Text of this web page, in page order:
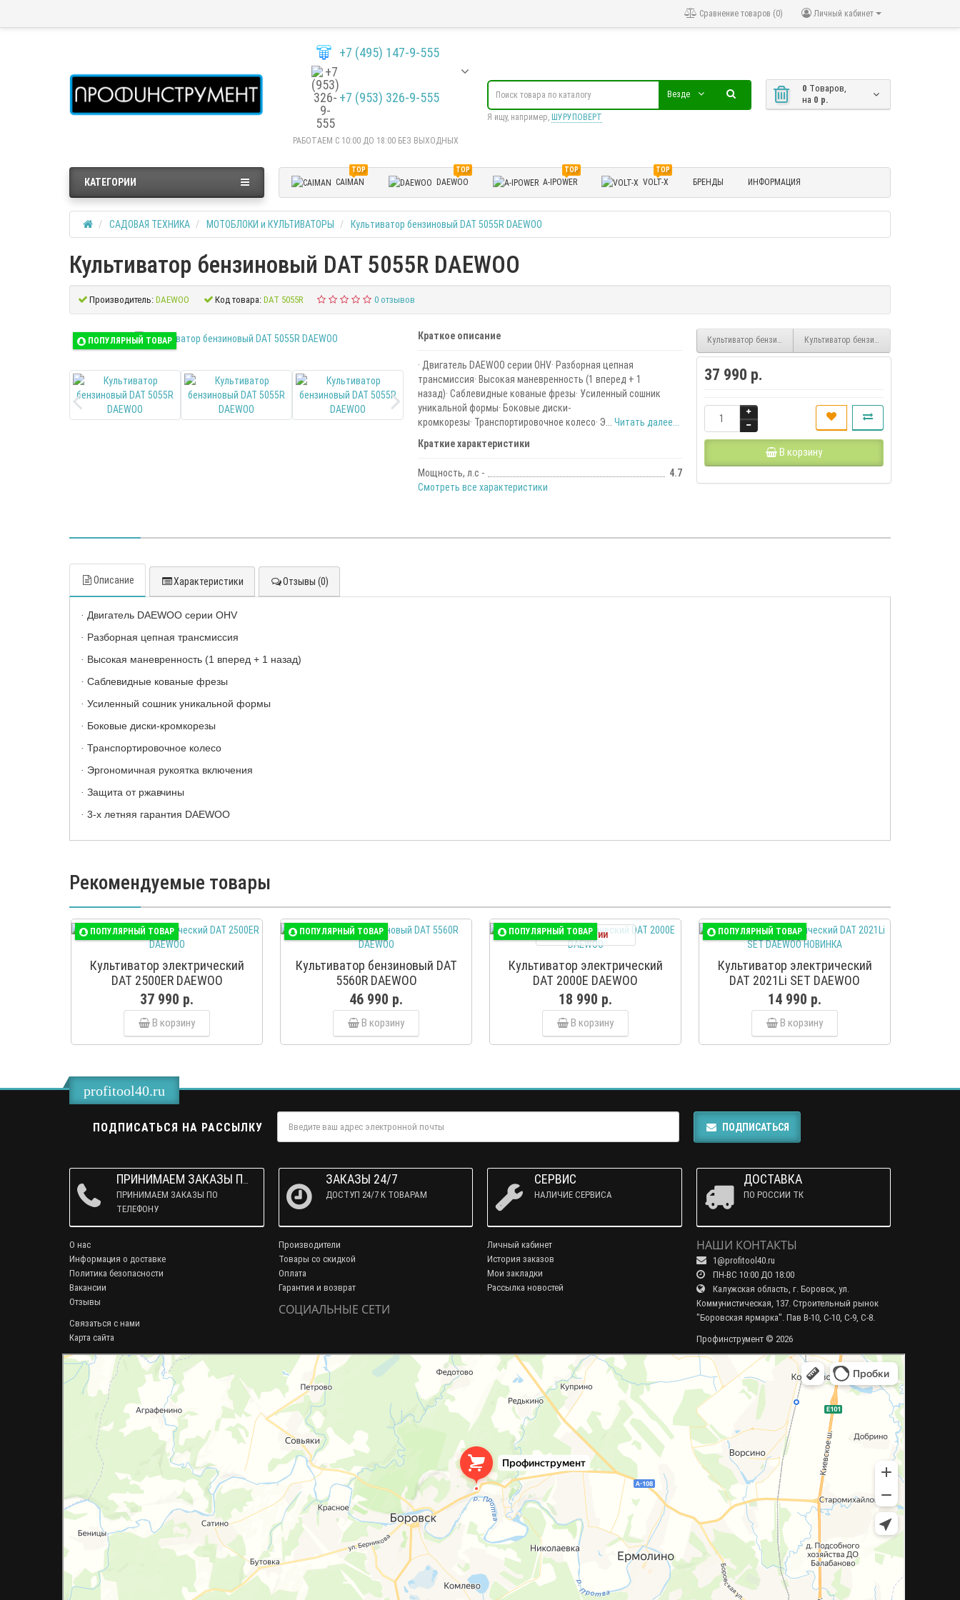
Личный кабинет
Сравнение товаров (0)
+7 (495) 147-9-555
+7 (953) 326-9-555
РАБОТАЕМ С 10:00 ДО 18:00 БЕЗ ВЫХОДНЫХ
0 Tоваров,
на 0 р.
Везде
Я ищу, например, ШУРУПОВЕРТ
TOP
CAIMAN
TOP
DAEWOO
TOP
A-IPOWER
TOP
VOLT-X БРЕНДЫ ИНФОРМАЦИЯ
КАТЕГОРИИ
САДОВАЯ ТЕХНИКА МОТОБЛОКИ и КУЛЬТИВАТОРЫ Культиватор бензиновый DAT 5055R DAEWOO
Культиватор бензиновый DAT 5055R DAEWOO
Производитель: DAEWOO Код товара: DAT 5055R 0 отзывов
ПОПУЛЯРНЫЙ ТОВАР Краткое описание
· Двигатель DAEWOO серии OHV· Разборная цепная
трансмиссия· Высокая маневренность (1 вперед + 1
назад)· Саблевидные кованые фрезы· Усиленный сошник
уникальной формы· Боковые диски-
кромкорезы· Транспортировочное колесо· Э... Читать далее...
Краткие характеристики
Мощность, л.с -
4.7
Смотреть все характеристики
Культиватор бензиновый DAT 3530 DAEWOOКультиватор бензиновый DAT 5560R
37 990 р.
В корзину
Описание Характеристики Отзывы (0)
· Двигатель DAEWOO серии OHV
· Разборная цепная трансмиссия
· Высокая маневренность (1 вперед + 1 назад)
· Саблевидные кованые фрезы
· Усиленный сошник уникальной формы
· Боковые диски-кромкорезы
· Транспортировочное колесо
· Эргономичная рукоятка включения
· Защита от ржавчины
· 3-х летняя гарантия DAEWOO
Рекомендуемые товары
ПОПУЛЯРНЫЙ ТОВАР
Культиватор электрический
DAT 2500ER DAEWOO
37 990 р.
В корзину
ПОПУЛЯРНЫЙ ТОВАР
Культиватор бензиновый DAT
5560R DAEWOO
46 990 р.
В корзину
ПОПУЛЯРНЫЙ ТОВАР
В наличии
Культиватор электрический
DAT 2000E DAEWOO
18 990 р.
В корзину
ПОПУЛЯРНЫЙ ТОВАР
Культиватор электрический
DAT 2021Li SET DAEWOO
НОВИНКА
14 990 р.
В корзину
profitool40.ru
ПОДПИСАТЬСЯ НА РАССЫЛКУ ПОДПИСАТЬСЯ
ПРИНИМАЕМ ЗАКАЗЫ ПО
ТЕЛЕФОНУ
ЗАКАЗЫ 24/7
ДОСТУП 24/7 К ТОВАРАМ
СЕРВИС
НАЛИЧИЕ СЕРВИСА
ДОСТАВКА
ПО РОССИИ ТК
О нас
Информация о доставке
Политика безопасности
Вакансии
Отзывы
Связаться с нами
Карта сайта
Производители
Товары со скидкой
Оплата
Гарантия и возврат
СОЦИАЛЬНЫЕ СЕТИ
Личный кабинет
История заказов
Мои закладки
Рассылка новостей
НАШИ КОНТАКТЫ
1@profitool40.ru
ПН-ВС 10:00 ДО 18:00
Калужская область, г. Боровск, ул.
Коммунистическая, 137. Строительный рынок
"Боровская ярмарка". Пав В-10, С-10, С-9, С-8.
Профинструмент © 2026